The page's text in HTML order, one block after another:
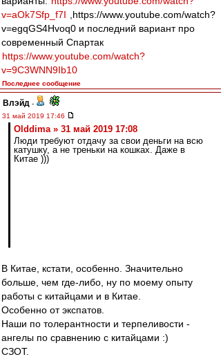
v=aOk7Sfp_f7I
,https://www.youtube.com/watch?
v=egqGS4Hvoq0 и последний вариант про
современный Спартак
https://www.youtube.com/watch?
v=9C3WNN9Ib10
Последнее сообщение
Влэйд -
31 май 2019 17:46
Olddima » 31 май 2019 17:08
Люди требуют отдачу за свои деньги на всю
катушку, а не треньки на кошках. Даже в
Китае )))
В Китае, кстати, особенно. Значительно
больше, чем где-либо, ну по моему опыту
работы с китайцами и в Китае.
Особенно от экспатов.
Наши по толерантности и терпеливости -
ангелы по сравнению с китайцами :)
СЗОТ.